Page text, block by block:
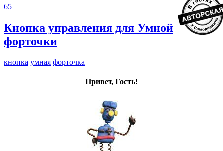
65
Кнопка управления для Умной
форточки
кнопка умная форточка
Привет, Гость!